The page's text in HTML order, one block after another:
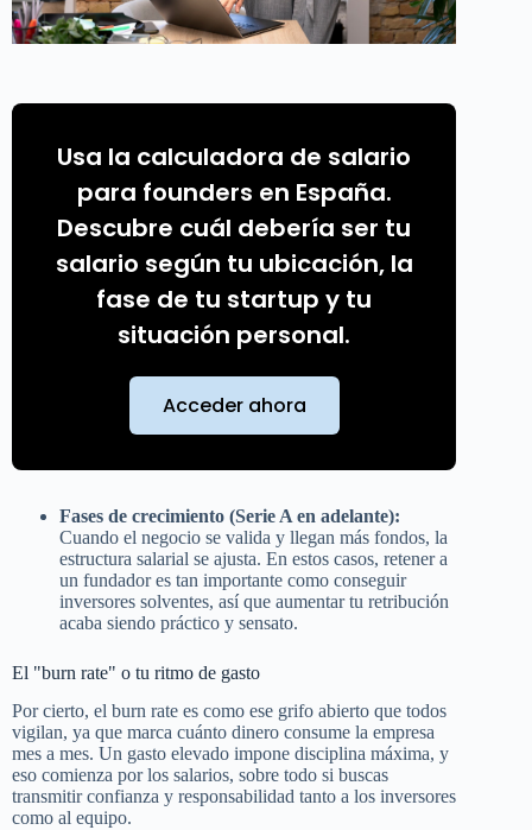
Usa la calculadora de salario
para founders en España.
Descubre cuál debería ser tu
salario según tu ubicación, la
fase de tu startup y tu
situación personal.
Acceder ahora
Fases de crecimiento (Serie A en adelante):
Cuando el negocio se valida y llegan más fondos, la
estructura salarial se ajusta. En estos casos, retener a
un fundador es tan importante como conseguir
inversores solventes, así que aumentar tu retribución
acaba siendo práctico y sensato.
El "burn rate" o tu ritmo de gasto
Por cierto, el burn rate es como ese grifo abierto que todos
vigilan, ya que marca cuánto dinero consume la empresa
mes a mes. Un gasto elevado impone disciplina máxima, y
eso comienza por los salarios, sobre todo si buscas
transmitir confianza y responsabilidad tanto a los inversores
como al equipo.